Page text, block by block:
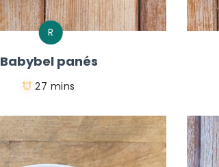
R
Babybel panés
27 mins